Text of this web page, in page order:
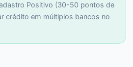
Positivo (30-50 pontos de
crédito em múltiplos bancos no